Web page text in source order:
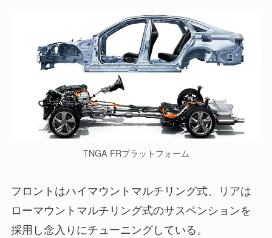
TNGA FRプラットフォーム
フロントはハイマウントマルチリング式、リアは
ローマウントマルチリング式のサスペンションを
採用し念入りにチューニングしている。